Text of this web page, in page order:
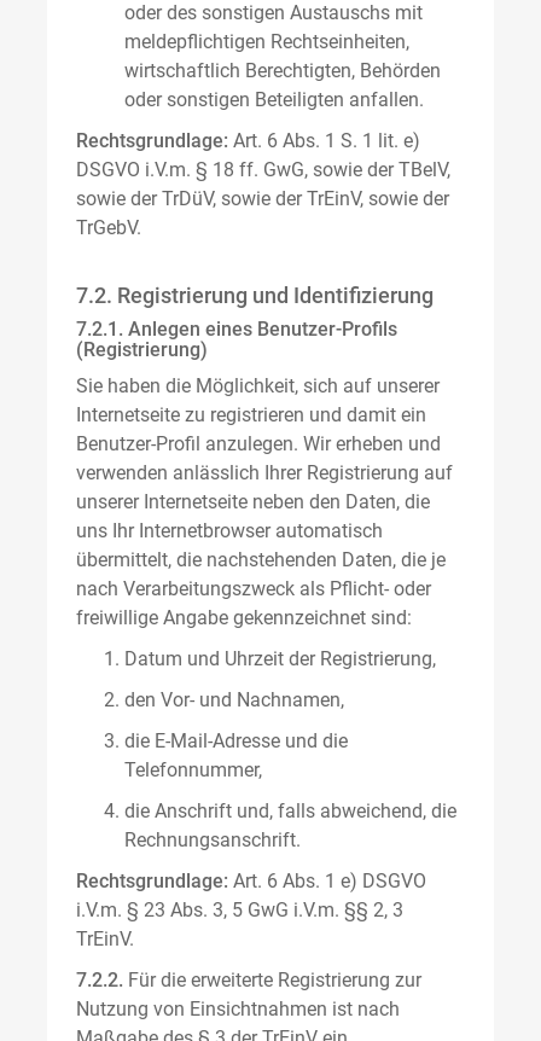
oder des sonstigen Austauschs mit
meldepflichtigen Rechtseinheiten,
wirtschaftlich Berechtigten, Behörden
oder sonstigen Beteiligten anfallen.
Rechtsgrundlage: Art. 6 Abs. 1 S. 1 lit. e)
DSGVO i.V.m. § 18 ff. GwG, sowie der TBelV,
sowie der TrDüV, sowie der TrEinV, sowie der
TrGebV.
7.2. Registrierung und Identifizierung
7.2.1. Anlegen eines Benutzer-Profils
(Registrierung)
Sie haben die Möglichkeit, sich auf unserer
Internetseite zu registrieren und damit ein
Benutzer-Profil anzulegen. Wir erheben und
verwenden anlässlich Ihrer Registrierung auf
unserer Internetseite neben den Daten, die
uns Ihr Internetbrowser automatisch
übermittelt, die nachstehenden Daten, die je
nach Verarbeitungszweck als Pflicht- oder
freiwillige Angabe gekennzeichnet sind:
Datum und Uhrzeit der Registrierung,
den Vor- und Nachnamen,
die E-Mail-Adresse und die
Telefonnummer,
die Anschrift und, falls abweichend, die
Rechnungsanschrift.
Rechtsgrundlage: Art. 6 Abs. 1 e) DSGVO
i.V.m. § 23 Abs. 3, 5 GwG i.V.m. §§ 2, 3
TrEinV.
7.2.2. Für die erweiterte Registrierung zur
Nutzung von Einsichtnahmen ist nach